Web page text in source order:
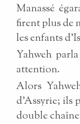
Manassé
firent plus de
les enfants
Yahweh
attention.
Alors
d'Assyrie; ils
double